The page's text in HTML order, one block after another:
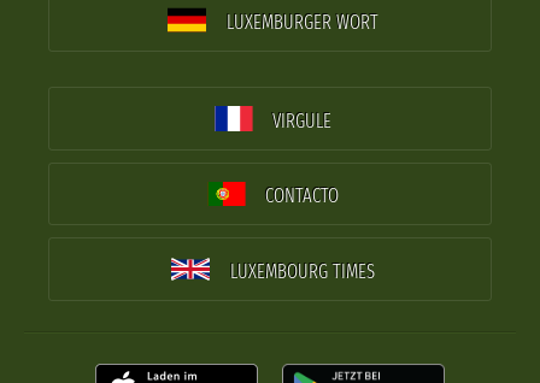
LUXEMBURGER WORT
VIRGULE
CONTACTO
LUXEMBOURG TIMES